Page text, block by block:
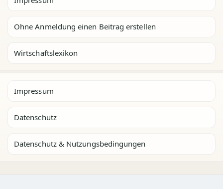
Ohne Anmeldung einen Beitrag erstellen
Wirtschaftslexikon
Impressum
Datenschutz
Datenschutz & Nutzungsbedingungen